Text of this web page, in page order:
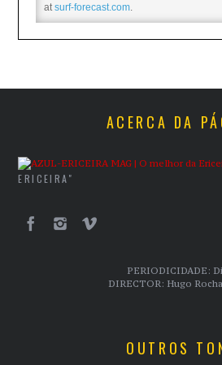
atsurf-forecast.com.
ACERCA DA
ERICEIRA"
PERIODICIDADE:
DIRECTOR: Hugo
OUTROS